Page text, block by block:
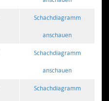
Schachdiagramm
anschauen
Schachdiagramm
anschauen
Schachdiagramm